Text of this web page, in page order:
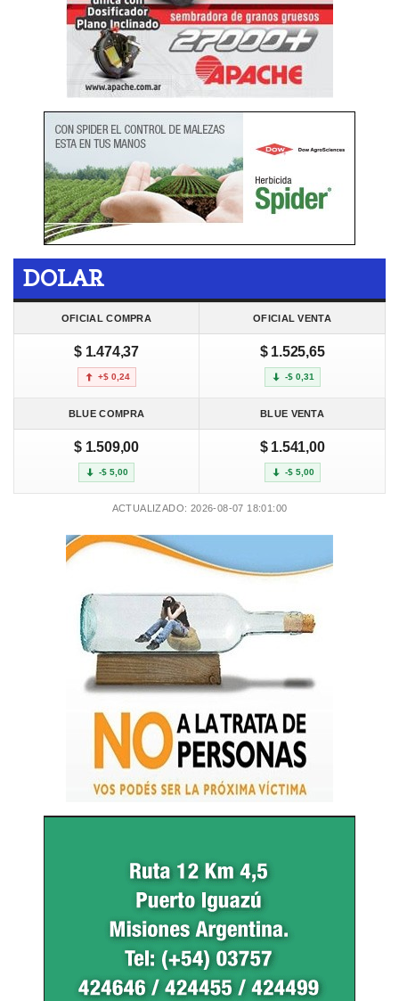
DOLAR
OFICIAL COMPRA OFICIAL VENTA
$ 1.474,37
+$ 0,24
$ 1.525,65
-$ 0,31
BLUE COMPRA BLUE VENTA
$ 1.509,00
-$ 5,00
$ 1.541,00
-$ 5,00
ACTUALIZADO: 2026-08-07 18:01:00